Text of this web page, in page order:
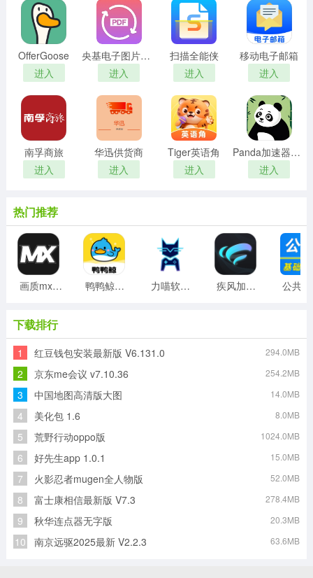
OfferGoose
进入
央基电子图片处理软件
进入
扫描全能侠
进入
移动电子邮箱
进入
南孚商旅
进入
华迅供货商
进入
Tiger英语角
进入
Panda加速器免费版
进入
热门推荐
画质mxpro工具最新版 鸭鸭鲸云手机客户端 力喵软件最新版 疾风加速器免费版
下载排行
1 红豆钱包安装最新版 V6.131.0 294.0MB
2 京东me会议 v7.10.36 254.2MB
3 中国地图高清版大图 14.0MB
4 美化包 1.6 8.0MB
5 荒野行动oppo版 1024.0MB
6 好先生app 1.0.1 15.0MB
7 火影忍者mugen全人物版 52.0MB
8 富士康相信最新版 V7.3 278.4MB
9 秋华连点器无字版 20.3MB
10 南京远驱2025最新 V2.2.3 63.6MB